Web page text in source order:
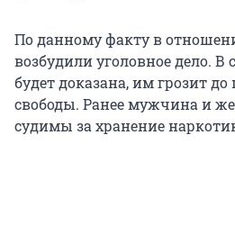
По данному факту в
возбудили уголовное дело. В
будет доказана, им грозит
свободы. Ранее мужчина и
судимы за хранение